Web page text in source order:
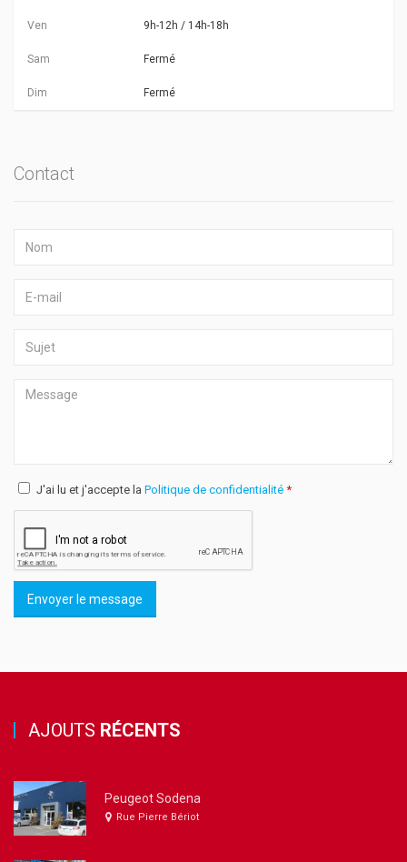
Ven 9h-12h / 14h-18h
Sam Fermé
Dim Fermé
Contact
J'ai lu et j'accepte la Politique de confidentialité *
Envoyer le message
AJOUTS RÉCENTS
Peugeot Sodena
Rue Pierre Bériot